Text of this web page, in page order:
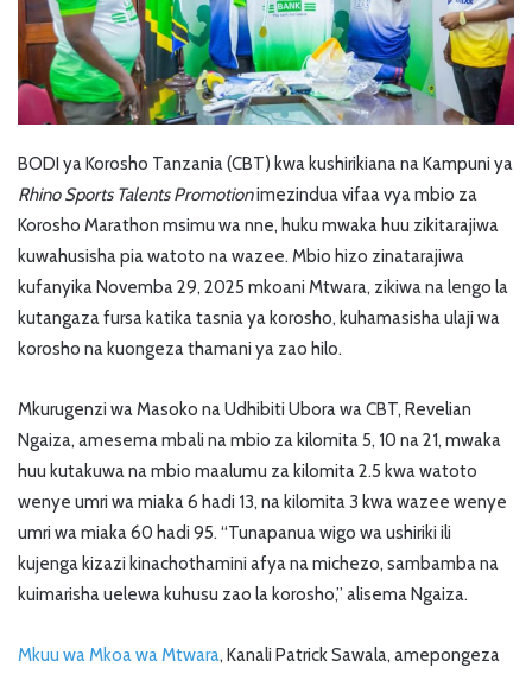
BODI ya Korosho Tanzania (CBT) kwa kushirikiana na Kampuni ya
Rhino Sports Talents Promotionimezindua vifaa vya mbio za
Korosho Marathon msimu wa nne, huku mwaka huu zikitarajiwa
kuwahusisha pia watoto na wazee. Mbio hizo zinatarajiwa
kufanyika Novemba 29, 2025 mkoani Mtwara, zikiwa na lengo la
kutangaza fursa katika tasnia ya korosho, kuhamasisha ulaji wa
korosho na kuongeza thamani ya zao hilo.
Mkurugenzi wa Masoko na Udhibiti Ubora wa CBT, Revelian
Ngaiza, amesema mbali na mbio za kilomita 5, 10 na 21, mwaka
huu kutakuwa na mbio maalumu za kilomita 2.5 kwa watoto
wenye umri wa miaka 6 hadi 13, na kilomita 3 kwa wazee wenye
umri wa miaka 60 hadi 95. “Tunapanua wigo wa ushiriki ili
kujenga kizazi kinachothamini afya na michezo, sambamba na
kuimarisha uelewa kuhusu zao la korosho,” alisema Ngaiza.
Mkuu wa Mkoa wa Mtwara, Kanali Patrick Sawala, amepongeza